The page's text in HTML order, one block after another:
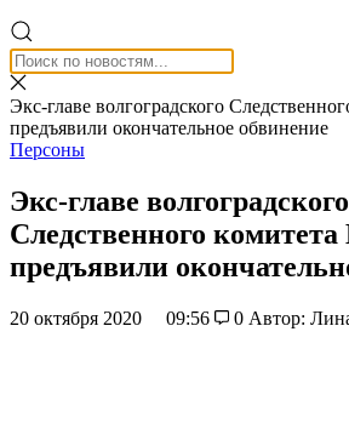
Экс-главе волгоградского
предъявили окончательное обвинение
Персоны
Экс-главе волгоградского
Следственного
предъявили
20 октября 2020 09:56 0 Автор: